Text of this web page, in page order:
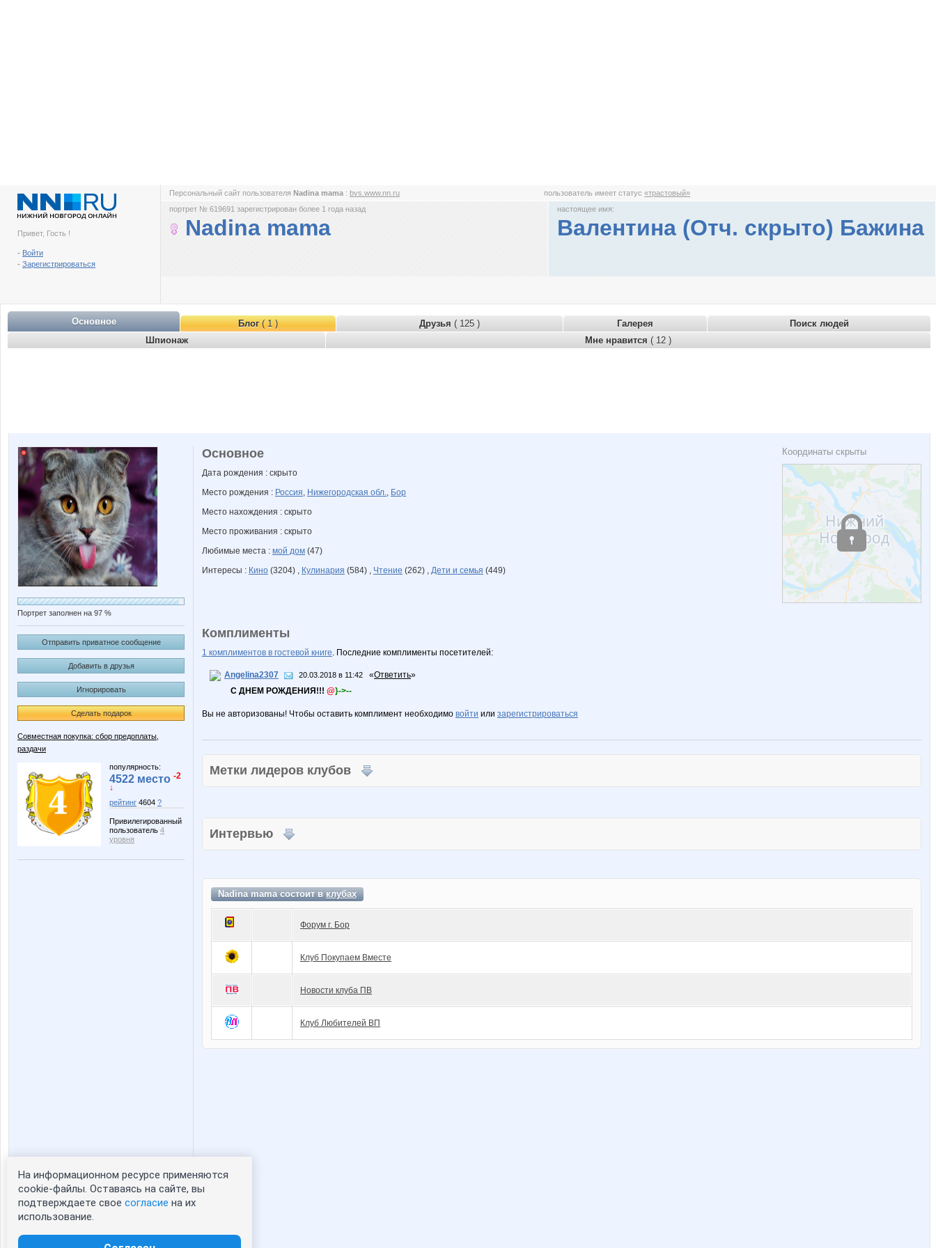
Привет, Гость !
- Войти
- Зарегистрироваться
Персональный сайт пользователя Nadina mama : bvs.www.nn.ru пользователь имеет статус«трастовый»
портрет № 619691 зарегистрирован более 1 года назад
Nadina mama
настоящее имя:
Валентина (Отч. скрыто) Бажина
Основное Блог( 1 ) Друзья ( 125 ) Галерея
Поиск людей
Шпионаж
Мне нравится ( 12 )
Портрет заполнен на 97 %
Отправить приватное сообщение
Добавить в друзья
Игнорировать
Сделать подарок
Совместная покупка: сбор предоплаты,
раздачи
популярность:
4522 место -2
↓
рейтинг 4604 ?
Привилегированный
пользователь 4
уровня
Статистика портрета:
сейчас просматривают портрет - 0
зарегистрированные пользователи
Координаты скрыты
Основное
Дата рождения : скрыто
Место рождения : Россия, Нижегородская обл., Бор
Место нахождения : скрыто
Место проживания : скрыто
Любимые места : мой дом (47)
Интересы : Кино (3204) , Кулинария (584) , Чтение (262) , Дети и семья (449)
Комплименты
1 комплиментов в гостевой книге. Последние комплименты посетителей:
Angelina2307 20.03.2018 в 11:42 «Ответить»
С ДНЕМ РОЖДЕНИЯ!!! @}->--
Вы не авторизованы! Чтобы оставить комплимент необходимо войти или зарегистрироваться
Метки лидеров клубов
Интервью
Nadina mama состоит вклубах
Форум г. Бор
Клуб Покупаем Вместе
Новости клуба ПВ
Клуб Любителей ВП
На информационном ресурсе применяются
cookie-файлы. Оставаясь на сайте, вы
подтверждаете свое согласие на их
использование.